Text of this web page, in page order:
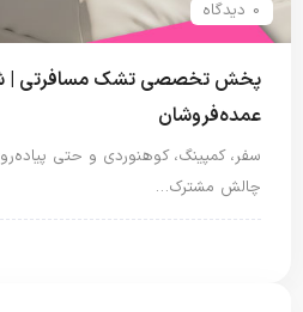
0 دیدگاه
پخش تخصصی تشک مسافرتی |
عمده‌فروشان
سفر، کمپینگ، کوهنوردی و حتی
چالش مشترک…